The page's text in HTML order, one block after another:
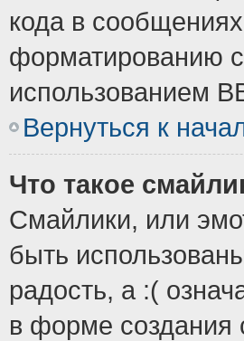
кода в
форматированию
использованием
Вернуться к
Что такое
Смайлики, или
быть
радость, а :(
в форме создания